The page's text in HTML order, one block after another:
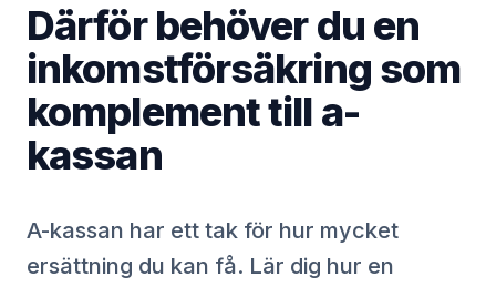
Därför behöver du en
inkomstförsäkring som
komplement till a-
kassan
A-kassan har ett tak för hur mycket
ersättning du kan få. Lär dig hur en